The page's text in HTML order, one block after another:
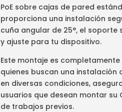
PoE sobre cajas de pared
proporciona una instalación
cuña angular de 25°, el
y ajuste para tu dispositivo.
Este montaje es
quienes buscan una
en diversas condiciones,
usuarios que desean montar su
de trabajos previos.